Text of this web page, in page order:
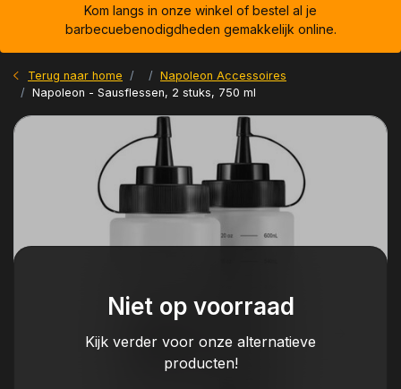
Kom langs in onze winkel of bestel al je
barbecuebenodigdheden gemakkelijk online.
Terug naar home
Napoleon Accessoires
Napoleon - Sausflessen, 2 stuks, 750 ml
Niet op voorraad
Kijk verder voor onze alternatieve
producten!